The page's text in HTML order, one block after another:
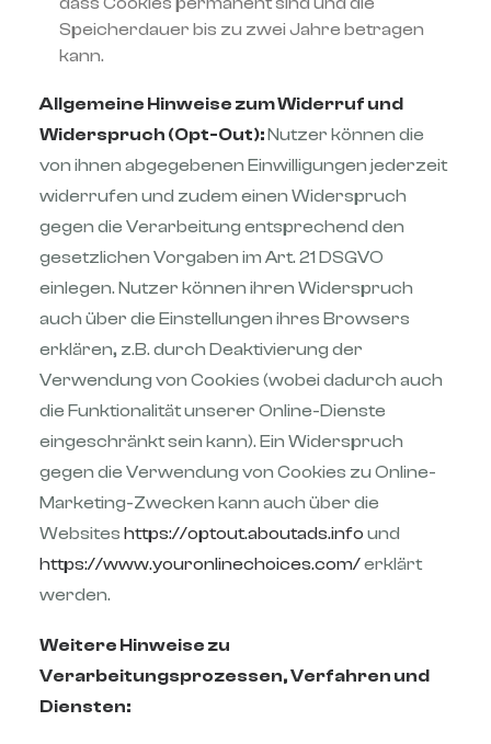
Speicherdauer bis zu zwei Jahre betragen
kann.
Allgemeine Hinweise zum Widerruf und
Widerspruch (Opt-Out):Nutzer können die
von ihnen abgegebenen Einwilligungen jederzeit
widerrufen und zudem einen Widerspruch
gegen die Verarbeitung entsprechend den
gesetzlichen Vorgaben im Art. 21 DSGVO
einlegen. Nutzer können ihren Widerspruch
auch über die Einstellungen ihres Browsers
erklären, z.B. durch Deaktivierung der
Verwendung von Cookies (wobei dadurch auch
die Funktionalität unserer Online-Dienste
eingeschränkt sein kann). Ein Widerspruch
gegen die Verwendung von Cookies zu Online-
Marketing-Zwecken kann auch über die
Websites https://optout.aboutads.info und
https://www.youronlinechoices.com/erklärt
werden.
Weitere Hinweise zu
Verarbeitungsprozessen, Verfahren und
Diensten: